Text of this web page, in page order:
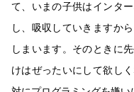
て、いまの子供はインタ
し、吸収していきますか
しまいます。そのときに
けはぜったいにして欲し